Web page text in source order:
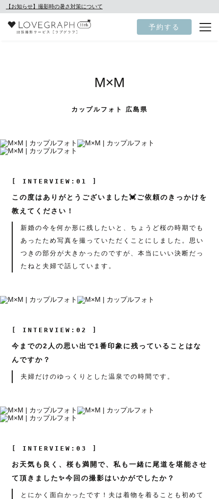
【お知らせ】撮影時の暑さ対策について
予約する
M×M
カップルフォト 広島県
[ INTERVIEW:01 ]
この度はありがとうございました💓ご依頼のきっかけを
教えてください！
新婚の今を何か形に残したいと、ちょうど桜の時期でも
あったため写真を撮っていただくことにしました。思い
つきの部分が大きかったのですが、本当にいい決断だっ
たねと夫婦で話しています。
[ INTERVIEW:02 ]
今までの2人の思い出で1番印象に残っていることはな
んですか？
夫婦だけのゆっくりとした温泉での時間です。
[ INTERVIEW:03 ]
お天気も良く、桜も満開で、私も一緒に尾道を堪能させ
て頂きました✨今回の撮影はいかがでしたか？
とにかく面白かったです！夫は着物を着ることも初めて